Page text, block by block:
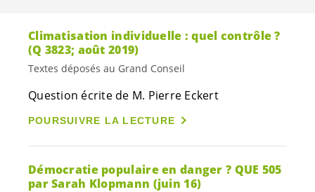
Climatisation individuelle : quel contrôle ?
(Q 3823; août 2019)
Textes déposés au Grand Conseil
Question écrite de M. Pierre Eckert
POURSUIVRE LA LECTURE
Démocratie populaire en danger ? QUE 505
par Sarah Klopmann (juin 16)